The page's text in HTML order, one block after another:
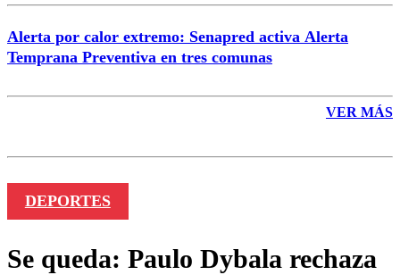
Alerta por calor extremo: Senapred activa Alerta
Temprana Preventiva en tres comunas
VER MÁS
DEPORTES
Se queda: Paulo Dybala rechaza